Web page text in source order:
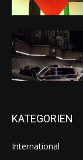
KATEGORIEN
International